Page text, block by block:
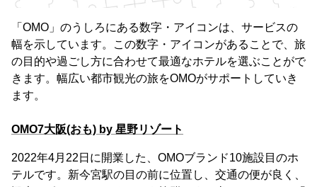
「OMO」のうしろにある数字・アイコンは、サービスの
幅を示しています。この数字・アイコンがあることで、旅
の目的や過ごし方に合わせて最適なホテルを選ぶことがで
きます。幅広い都市観光の旅をOMOがサポートしていき
ます。
OMO7大阪(おも) by 星野リゾート
2022年4月22日に開業した、OMOブランド10施設目のホ
テルです。新今宮駅の目の前に位置し、交通の便が良く、